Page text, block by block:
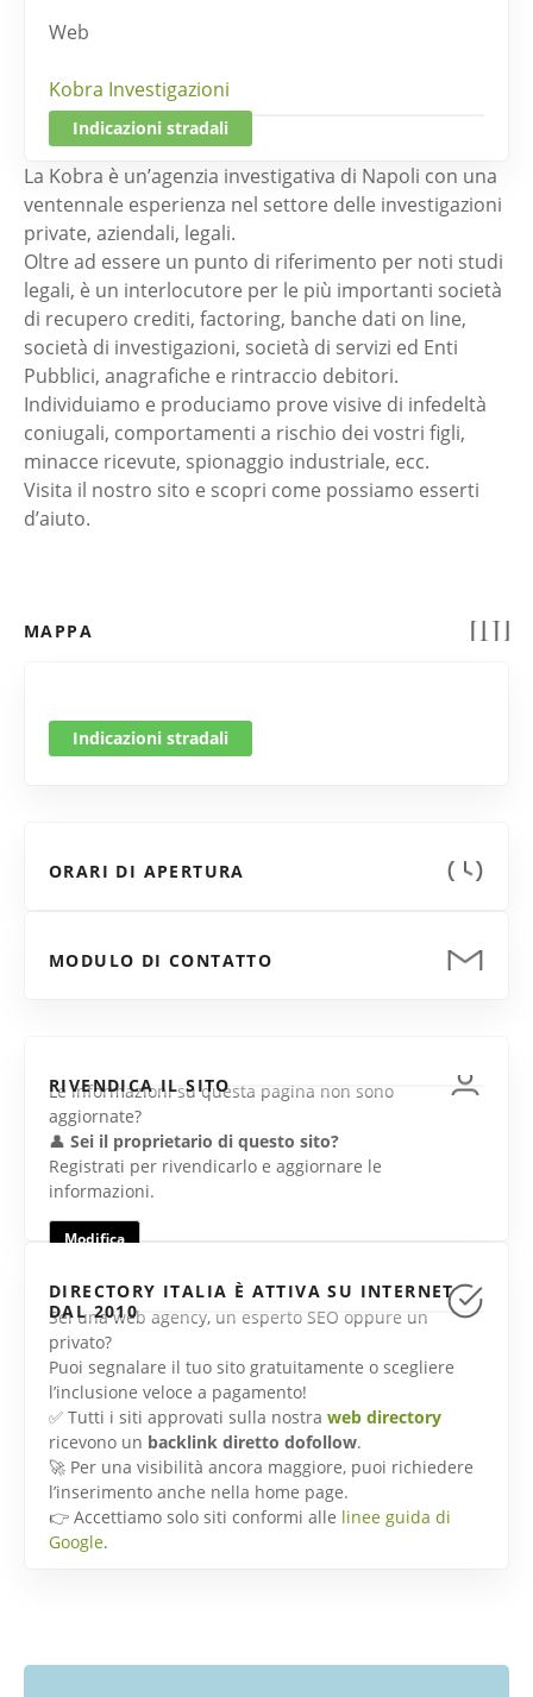
Web
Kobra Investigazioni
Indicazioni stradali
La Kobra è un’agenzia investigativa di Napoli con una
ventennale esperienza nel settore delle investigazioni
private, aziendali, legali.
Oltre ad essere un punto di riferimento per noti studi
legali, è un interlocutore per le più importanti società
di recupero crediti, factoring, banche dati on line,
società di investigazioni, società di servizi ed Enti
Pubblici, anagrafiche e rintraccio debitori.
Individuiamo e produciamo prove visive di infedeltà
coniugali, comportamenti a rischio dei vostri figli,
minacce ricevute, spionaggio industriale, ecc.
Visita il nostro sito e scopri come possiamo esserti
d’aiuto.
MAPPA
Indicazioni stradali
ORARI DI APERTURA
MODULO DI CONTATTO
RIVENDICA IL SITO
Le informazioni su questa pagina non sono
aggiornate?
👤 Sei il proprietario di questo sito?
Registrati per rivendicarlo e aggiornare le
informazioni.
Modifica
DIRECTORY ITALIA È ATTIVA SU INTERNET
DAL 2010
Sei una web agency, un esperto SEO oppure un
privato?
Puoi segnalare il tuo sito gratuitamente o scegliere
l’inclusione veloce a pagamento!
✅ Tutti i siti approvati sulla nostra web directory
ricevono un backlink diretto dofollow.
🚀 Per una visibilità ancora maggiore, puoi richiedere
l’inserimento anche nella home page.
👉 Accettiamo solo siti conformi alle linee guida di
Google.